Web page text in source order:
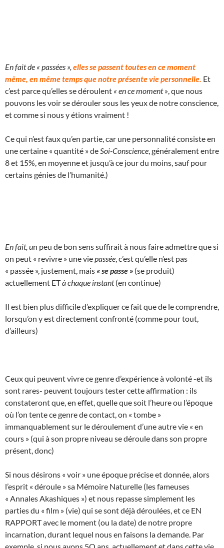
En fait de « passées », elles se passent toutes en ce moment
même, en même temps que notre présente vie personnelle. Et
c’est parce qu’elles se déroulent « en ce moment » , que nous
pouvons les voir se dérouler sous les yeux de notre conscience,
et comme si nous y étions vraiment !
Ce qui n’est faux qu’en partie, car une personnalité consiste en
une certaine « quantité » de Soi-Conscience , généralement entre
8 et 15%, en moyenne et jusqu’à ce jour du moins, sauf pour
certains génies de l’humanité.)
En fait, un peu de bon sens suffirait à nous faire admettre que si
on peut « revivre » une viepassée , c’est qu’elle n’est pas
« passée », justement, mais « se passe » (se produit)
actuellement ETà chaque instant(en continue)
Il est bien plus difficile d’expliquer ce fait que de le comprendre,
lorsqu’on y est directement confronté (comme pour tout,
d’ailleurs)
Ceux qui peuvent vivre ce genre d’expérience à volonté -et ils
sont rares- peuvent toujours tester cette affirmation : ils
constateront que, en effet, quelle que soit l’heure ou l’époque
où l’on tente ce genre de contact, on « tombe »
immanquablement sur le déroulement d’une autre vie « en
cours » (qui à son propre niveau se déroule dans son propre
présent, donc)
Si nous désirons « voir » une époque précise et donnée, alors
l’esprit « déroule » sa Mémoire Naturelle (les fameuses
« Annales Akashiques ») et nous repasse simplement les
parties du « film » (vie) qui se sont déjà déroulées, et ce EN
RAPPORT avec le moment (ou la date) de notre propre
incarnation, durant lequel nous en faisons la demande. Par
exemple, si nous avons 5O ans, actuellement et dans cette vie,